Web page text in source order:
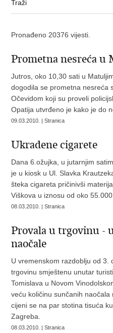
Pronađeno 20376 vijesti.
Prometna nesreća u
Jutros, oko 10,30 sati u
dogodila se prometna nesreća
Očevidom koji su proveli
Opatija utvrđeno je kako je do
09.03.2010. | Stranica
Ukradene cigarete
Dana 6.ožujka, u jutarnjim
je u kiosk u Ul. Slavka
šteka cigareta pričinivši
Viškova u iznosu od oko 55.000
08.03.2010. | Stranica
Provala u trgovinu -
naočale
U vremenskom razdoblju od 3.
trgovinu smještenu unutar
Tomislava u Novom
veću količinu sunčanih
cijeni se na par stotina tisuća
Zagreba.
08.03.2010. | Stranica